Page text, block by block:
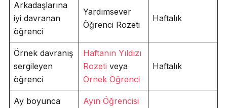
Arkadaşlarına
iyi davranan
öğrenci
Yardımsever
Öğrenci Rozeti
Haftalık
Örnek davranış
sergileyen
öğrenci
Haftanın Yıldızı
Rozeti veya
Örnek Öğrenci
Haftalık
Ay boyunca
Ayın Öğrencisi